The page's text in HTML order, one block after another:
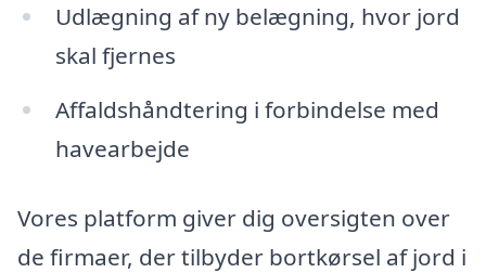
Udlægning af ny belægning, hvor jord
skal fjernes
Affaldshåndtering i forbindelse med
havearbejde
Vores platform giver dig oversigten over
de firmaer, der tilbyder bortkørsel af jord i